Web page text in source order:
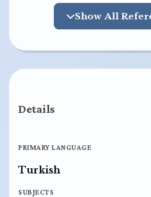
Details
PRIMARY LANGUAGE
Turkish
SUBJECTS